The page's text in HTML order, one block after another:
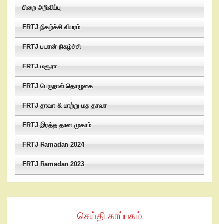
பிறை அறிவிப்பு
FRTJ நிகழ்ச்சி விபரம்
FRTJ பயான் நிகழ்ச்சி
FRTJ மசூரா
FRTJ பெருநாள் தொழுகை
FRTJ தாவா & மாற்று மத தாவா
FRTJ இரத்த தான முகாம்
FRTJ Ramadan 2024
FRTJ Ramadan 2023
செய்தி காப்பகம்